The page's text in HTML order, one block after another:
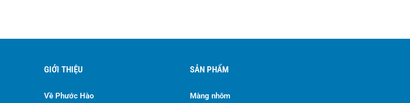
GIỚI THIỆU
Về Phước Hào
SẢN PHẨM
Màng nhôm